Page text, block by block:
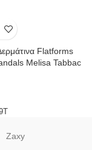
Flatforms
Melisa Tabbac
Zaxy